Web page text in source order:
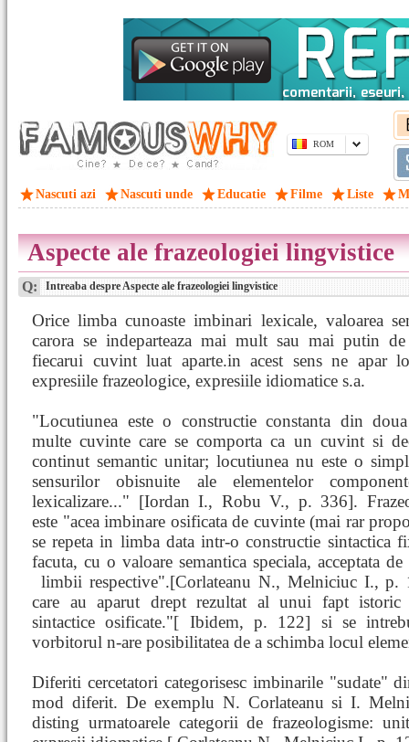
ROM
Nascuti azi Nascuti unde Educatie Filme Liste
Aspecte ale frazeologiei lingvistice
Q: Intreaba despre Aspecte ale frazeologiei lingvistice
Orice limba cunoaste imbinari lexicale, valoarea
carora se indeparteaza mai mult sau mai putin de
fiecarui cuvint luat aparte.in acest sens ne apar
expresiile frazeologice, expresiile idiomatice s.a.
"Locutiunea este o constructie constanta din
multe cuvinte care se comporta ca un cuvint si
continut semantic unitar; locutiunea nu este o
sensurilor obisnuite ale elementelor
lexicalizare..." [Iordan I., Robu V., p. 336].
este "acea imbinare osificata de cuvinte (mai rar
se repeta in limba data intr-o constructie sintactica
facuta, cu o valoare semantica speciala, acceptata
limbii respective".[Corlateanu N., Melniciuc I.,
care au aparut drept rezultat al unui fapt istoric
sintactice osificate."[ Ibidem, p. 122] si se
vorbitorul n-are posibilitatea de a schimba locul
Diferiti cercetatori categorisesc imbinarile "sudate"
mod diferit. De exemplu N. Corlateanu si I.
disting urmatoarele categorii de frazeologisme: